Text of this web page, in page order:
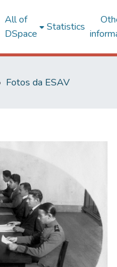
All of
DSpace
Statistics
Fotos da ESAV